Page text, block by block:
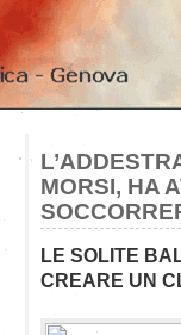
MORSI, HA
LE SOLITE
CREARE UN